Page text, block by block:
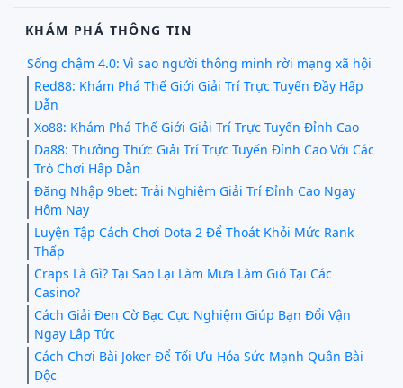
KHÁM PHÁ THÔNG TIN
Sống chậm 4.0: Vì sao người thông minh rời mạng xã hội
Red88: Khám Phá Thế Giới Giải Trí Trực Tuyến Đầy Hấp
Dẫn
Xo88: Khám Phá Thế Giới Giải Trí Trực Tuyến Đỉnh Cao
Da88: Thưởng Thức Giải Trí Trực Tuyến Đỉnh Cao Với Các
Trò Chơi Hấp Dẫn
Đăng Nhập 9bet: Trải Nghiệm Giải Trí Đỉnh Cao Ngay
Hôm Nay
Luyện Tập Cách Chơi Dota 2 Để Thoát Khỏi Mức Rank
Thấp
Craps Là Gì? Tại Sao Lại Làm Mưa Làm Gió Tại Các
Casino?
Cách Giải Đen Cờ Bạc Cực Nghiệm Giúp Bạn Đổi Vận
Ngay Lập Tức
Cách Chơi Bài Joker Để Tối Ưu Hóa Sức Mạnh Quân Bài
Độc